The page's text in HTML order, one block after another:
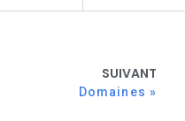
SUIVANT
Domaines